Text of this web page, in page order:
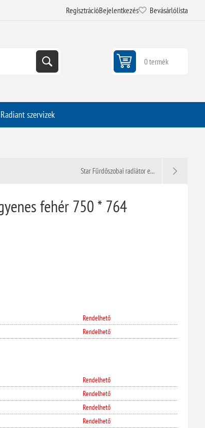
RegisztrációBejelentkezés Bevásárlólista
0 termék
Radiant szervizek
Star Fürdőszobai radiátor e...
fehér 750 * 764
Rendelhető
Rendelhető
Rendelhető
Rendelhető
Rendelhető
Rendelhető